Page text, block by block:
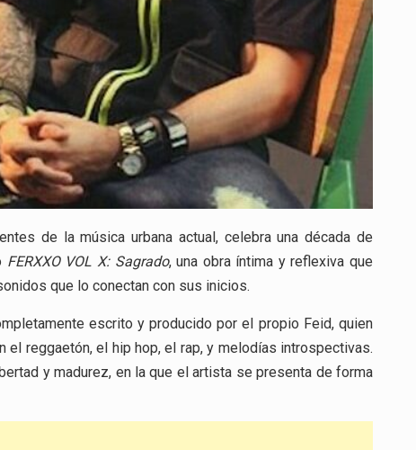
de la música urbana actual, celebra una década de
FERXXO VOL X: Sagrado, una obra íntima y reflexiva que
que lo conectan con sus inicios.
escrito y producido por el propio Feid, quien
reggaetón, el hip hop, el rap, y melodías introspectivas.
y madurez, en la que el artista se presenta de forma